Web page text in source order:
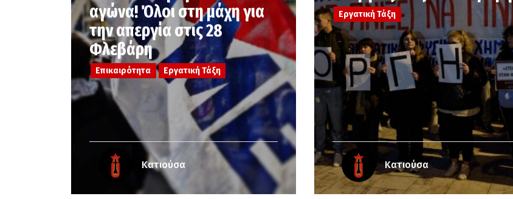
αγώνα! Όλοι στη μάχη για
την απεργία στις 28
Φλεβάρη
Επικαιρότητα Εργατική Τάξη
Κατιούσα
Εργατική Τάξη
Κατιούσα